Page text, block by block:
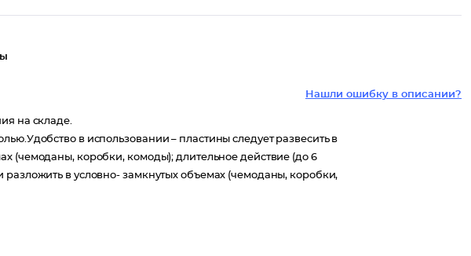
Нашли ошибку в описании?
на складе.
в использовании – пластины следует развесить в
(чемоданы, коробки, комоды); длительное действие (до 6
в условно- замкнутых объемах (чемоданы, коробки,